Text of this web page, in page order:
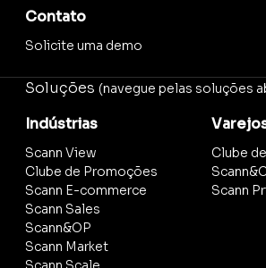
Contato
Solicite uma demo
Soluções (navegue pelas soluções
Indústrias
Scann View
Clube de Promoções
Scann E-commerce
Scann Sales
Scann&OP
Scann Market
Clube
Scann